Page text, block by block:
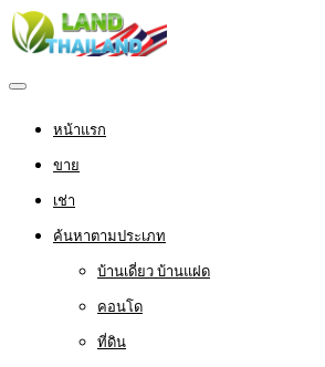
หน้าแรก
ขาย
เช่า
ค้นหาตามประเภท
บ้านเดี่ยว บ้านแฝด
คอนโด
ที่ดิน